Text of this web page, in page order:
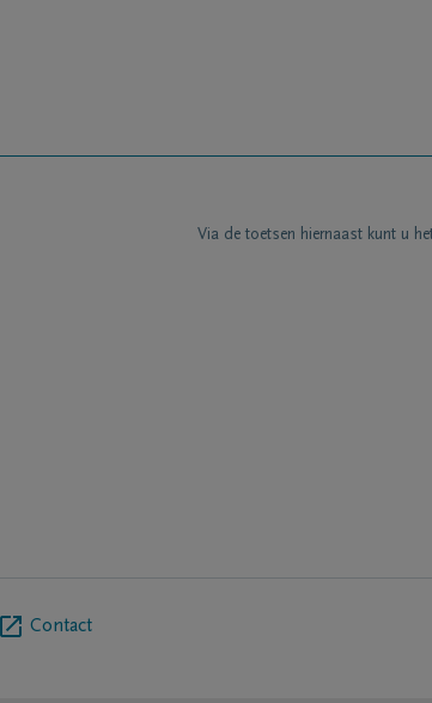
Via de toetsen hiernaast kunt u
Contact